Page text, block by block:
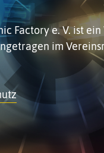
Factory e. V. ist ein
im